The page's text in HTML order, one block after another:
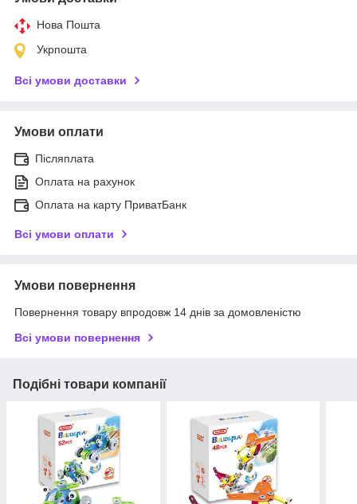
Нова Пошта
Укрпошта
Всі умови доставки
Умови оплати
Післяплата
Оплата на рахунок
Оплата на карту ПриватБанк
Всі умови оплати
Умови повернення
Повернення товару впродовж 14 днів за домовленістю
Всі умови повернення
Подібні товари компанії